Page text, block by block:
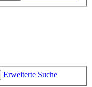
Erweiterte Suche